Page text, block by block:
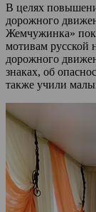
В целях
дорожного
Жемчужинка»
мотивам русской
дорожного
знаках, об
также учили